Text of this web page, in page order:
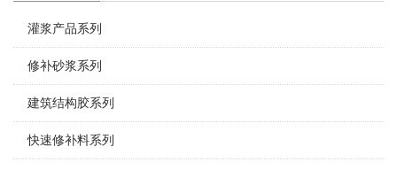
灌浆产品系列
修补砂浆系列
建筑结构胶系列
快速修补料系列